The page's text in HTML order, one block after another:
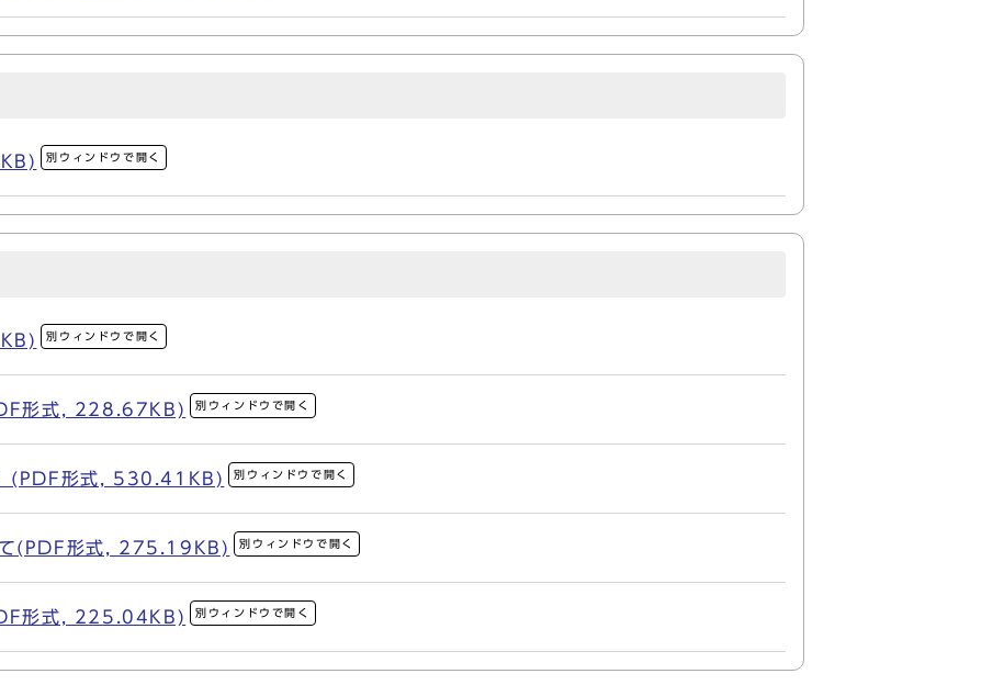
別ウィンドウで開く
別ウィンドウで開く
形式, 228.67KB) 別ウィンドウで開く
(PDF形式, 530.41KB) 別ウィンドウで開く
て(PDF形式, 275.19KB) 別ウィンドウで開く
形式, 225.04KB) 別ウィンドウで開く